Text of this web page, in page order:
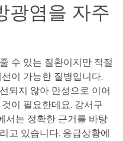
광염을 자주
수 있는 질환이지만 적절
이 가능한 질병입니다.
되지 않아 만성으로 이어
이 필요한데요. 강서구
서는 정확한 근거를 바탕
고 있습니다. 응급상황에